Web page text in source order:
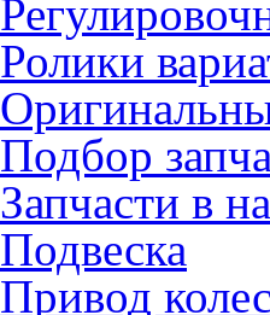
Ролики
Подбор
Запчасти в
Подвеска
Привод